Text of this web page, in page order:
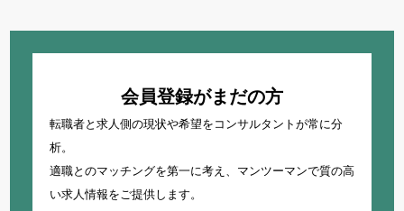
法律事務所・特許事務所で探す
法律事務所求人
特許事務所・特許技術者求人
会員登録がまだの方
転職者と求人側の現状や希望をコンサルタントが常に分
析。
適職とのマッチングを第一に考え、 マンツーマンで質の高
い求人情報をご提供します。